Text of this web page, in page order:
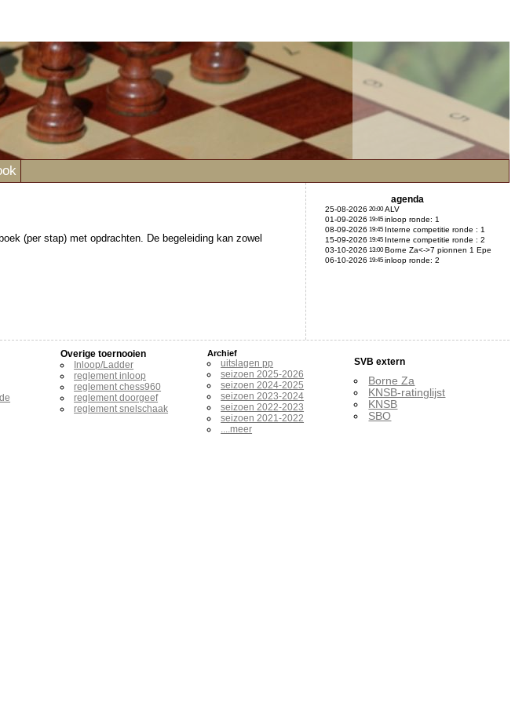
(per stap) met opdrachten. De begeleiding kan zowel
agenda
25-08-2026 20:00 ALV
01-09-2026 19:45 inloop ronde: 1
08-09-2026 19:45 Interne competitie ronde : 1
15-09-2026 19:45 Interne competitie ronde : 2
03-10-2026 13:00 Borne Za<->7 pionnen 1 Epe
06-10-2026 19:45 inloop ronde: 2
Overige toernooien
Inloop/Ladder
reglement inloop
reglement chess960
reglement doorgeef
reglement snelschaak
Archief
uitslagen pp
seizoen 2025-2026
seizoen 2024-2025
seizoen 2023-2024
seizoen 2022-2023
seizoen 2021-2022
....meer
SVB extern
Borne Za
KNSB-ratinglijst
KNSB
SBO